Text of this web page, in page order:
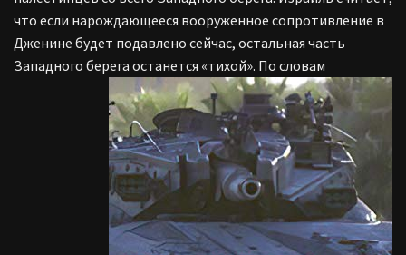
что если нарождающееся вооруженное сопротивление в
Дженине будет подавлено сейчас, остальная часть
Западного берега останется «тихой». По словам